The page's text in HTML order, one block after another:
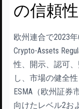
の信頼
欧州連合で2023
Crypto-Assets
性、開示、認可
し、市場の健全
ESMA（欧州証券
向けたレベル2お